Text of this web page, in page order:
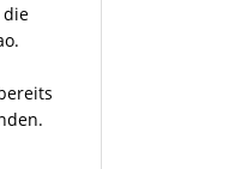
die